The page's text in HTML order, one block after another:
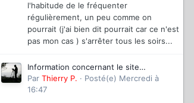
l'habitude de le fréquenter
régulièrement, un peu comme on
pourrait (j'ai bien dit pourrait car ce n'est
pas mon cas ) s'arrêter tous les soirs...
Information concernant le site
magazinevideo
Par Thierry P. · Posté(e) Mercredi à
16:47